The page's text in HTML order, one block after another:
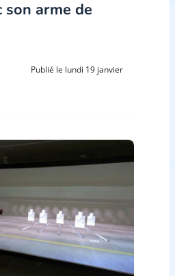
son arme de
Publié le lundi 19 janvier